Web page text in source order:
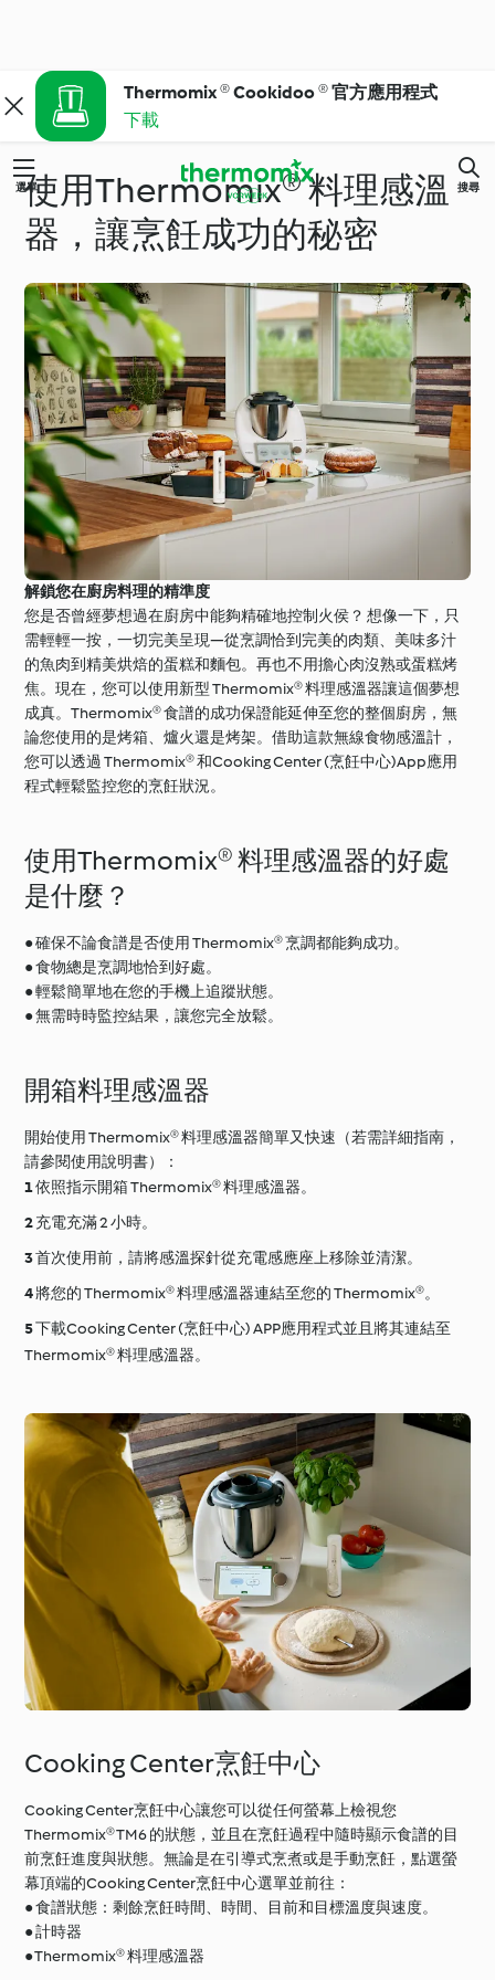
Thermomix ® Cookidoo ® 官方應用程式
下載
選單 搜尋
使用Thermomix® 料理感溫
器，讓烹飪成功的秘密
解鎖您在廚房料理的精準度
您是否曾經夢想過在廚房中能夠精確地控制火侯？ 想像一下，只
需輕輕一按，一切完美呈現—從烹調恰到完美的肉類、美味多汁
的魚肉到精美烘焙的蛋糕和麵包。再也不用擔心肉沒熟或蛋糕烤
焦。現在，您可以使用新型 Thermomix® 料理感溫器讓這個夢想
成真。Thermomix® 食譜的成功保證能延伸至您的整個廚房，無
論您使用的是烤箱、爐火還是烤架。借助這款無線食物感溫計，
您可以透過 Thermomix® 和Cooking Center (烹飪中心)App應用
程式輕鬆監控您的烹飪狀況。
使用Thermomix® 料理感溫器的好處
是什麼？
● 確保不論食譜是否使用 Thermomix® 烹調都能夠成功。
● 食物總是烹調地恰到好處。
● 輕鬆簡單地在您的手機上追蹤狀態。
● 無需時時監控結果，讓您完全放鬆。
開箱料理感溫器
開始使用 Thermomix® 料理感溫器簡單又快速（若需詳細指南，
請參閱使用說明書）：
依照指示開箱 Thermomix® 料理感溫器。
充電充滿 2 小時。
首次使用前，請將感溫探針從充電感應座上移除並清潔。
將您的 Thermomix® 料理感溫器連結至您的 Thermomix®。
下載Cooking Center (烹飪中心) APP應用程式並且將其連結至
Thermomix® 料理感溫器。
Cooking Center烹飪中心
Cooking Center烹飪中心讓您可以從任何螢幕上檢視您
Thermomix® TM6 的狀態，並且在烹飪過程中隨時顯示食譜的目
前烹飪進度與狀態。無論是在引導式烹煮或是手動烹飪，點選螢
幕頂端的Cooking Center烹飪中心選單並前往：
● 食譜狀態：剩餘烹飪時間、時間、目前和目標溫度與速度。
● 計時器
● Thermomix® 料理感溫器